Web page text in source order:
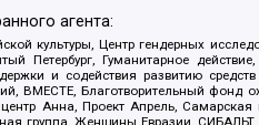
агента:
культуры, Центр гендерных
Гуманитарное действие,
и содействия развитию
ВМЕСТЕ, Благотворительный
Анна, Проект Апрель,